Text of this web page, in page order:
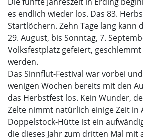
es endlich wieder los. Das 83.
Startlöchern. Zehn Tage lang kann
29. August, bis Sonntag, 7.
Volksfestplatz gefeiert,
werden.
Das Sinnflut-Festival war vorbei
wenigen Wochen bereits mit den
das Herbstfest los. Kein Wunder,
Zelte nimmt natürlich einige Zeit in
Doppelstock-Hütte ist ein
die dieses Jahr zum dritten Mal mit